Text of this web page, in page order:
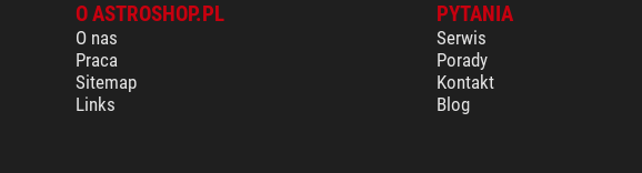
O ASTROSHOP.PL
O nas
Praca
Sitemap
Links
PYTANIA
Serwis
Porady
Kontakt
Blog